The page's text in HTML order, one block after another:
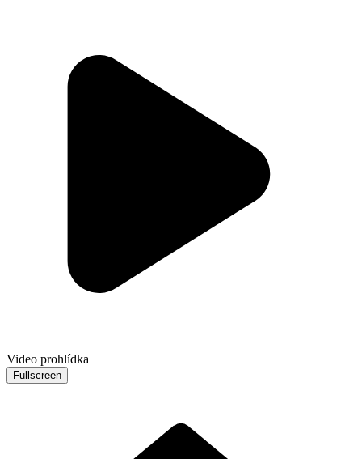
Video prohlídka
Fullscreen